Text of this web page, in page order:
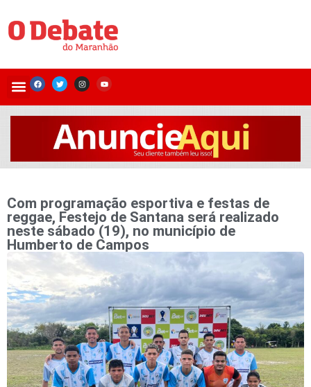
Com programação esportiva e festas de
reggae, Festejo de Santana será realizado
neste sábado (19), no município de
Humberto de Campos